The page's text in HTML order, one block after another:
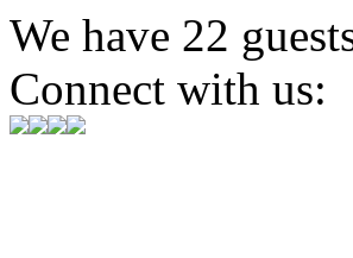
We have 22
Connect with us: